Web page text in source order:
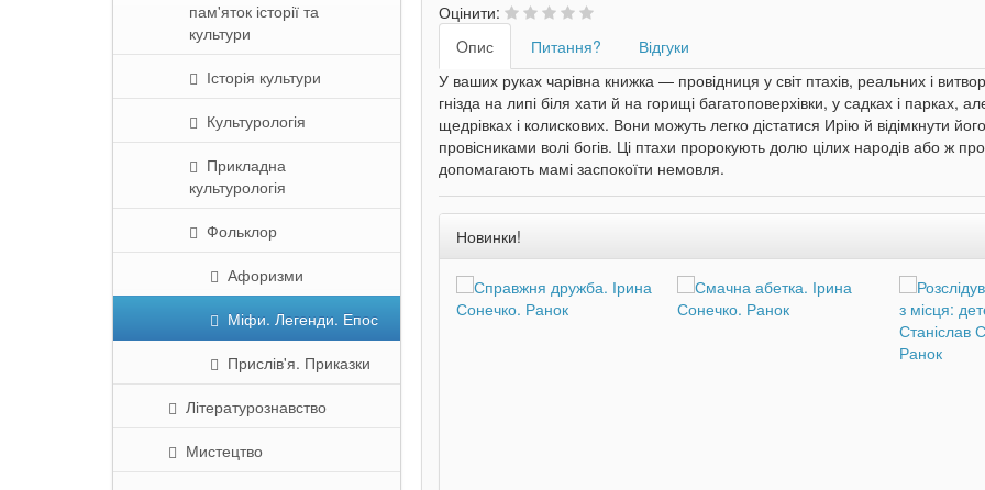
пам'яток історії та
культури
Історія культури
Культурологія
Прикладна
культурологія
Фольклор
Афоризми
Міфи. Легенди. Епос
Прислів'я. Приказки
Літературознавство
Мистецтво
Оцінити:
Oпис
Питання?
Відгуки
У ваших руках чарівна книжка — провідниця у світ птахів, реальних і
гнізда на липі біля хати й на горищі багатоповерхівки, у садках і парках,
щедрівках і колискових. Вони можуть легко дістатися Ирію й відімкнути
провісниками волі богів. Ці птахи пророкують долю цілих народів або ж
допомагають мамі заспокоїти немовля.
Новинки!